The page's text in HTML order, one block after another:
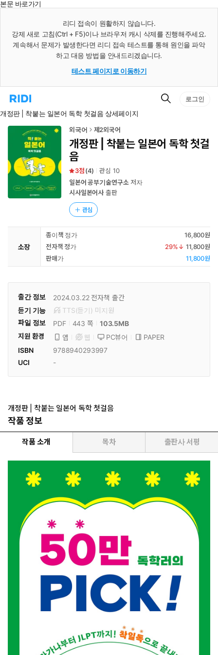
본문 바로가기
리디 접속이 원활하지 않습니다.
강제 새로 고침(Ctrl + F5)이나 브라우저 캐시 삭제를 진행해주세요.
계속해서 문제가 발생한다면 리디 접속 테스트를 통해 원인을 파악
하고 대응 방법을 안내드리겠습니다.
테스트 페이지로 이동하기
리
홈
로
검
로그인
개정판 | 착붙는 일본어 독학 첫걸음 상세페이지
외국어 제2외국어
개정판 | 착붙는 일본어 독학 첫걸
음
3 (4) 관심 10
일본어 공부기술연구소저자
시사일본어사출판
관심
소장
종이책 정가
16,800원
전자책 정가
29%↓ 11,800원
판매가
11,800원
출간 정보 2024.03.22 전자책 출간
듣기 기능
TTS(듣기) 미 지원
파일 정보
PDF 443 쪽
103.5MB
지원 환경
앱 웹 PC뷰어
PAPER
ISBN
9788940293997
UCI
-
개정판 | 착붙는 일본어 독학 첫걸음
작품 정보
작품 소개 목차 출판사 서평